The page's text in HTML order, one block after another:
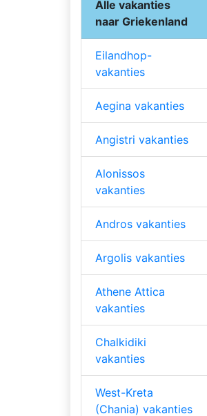
Alle vakanties
naar Griekenland
Eilandhop-
vakanties
Aegina vakanties
Angistri vakanties
Alonissos
vakanties
Andros vakanties
Argolis vakanties
Athene Attica
vakanties
Chalkidiki
vakanties
West-Kreta
(Chania) vakanties